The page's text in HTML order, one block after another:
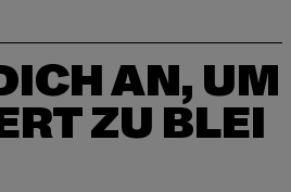
AN, UM
ZU BLEI